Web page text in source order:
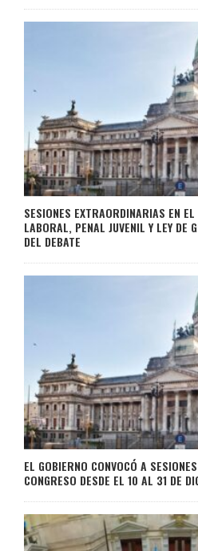
SESIONES EXTRAORDINARIAS EN
LABORAL, PENAL JUVENIL Y LEY DE
DEL DEBATE
EL GOBIERNO CONVOCÓ A
CONGRESO DESDE EL 10 AL 31 DE